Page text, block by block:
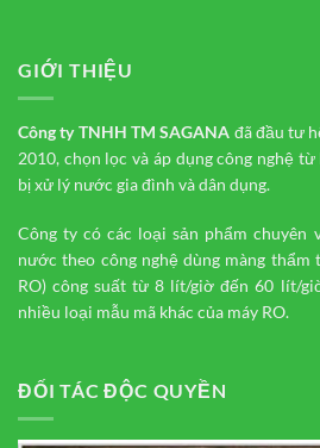
GIỚI THIỆU
Công ty TNHH TMSAGANA đã đầu tư
2010, chọn lọc và áp dụng công nghệ
bị xử lý nước gia đình và dân dụng.
Công ty có các loại sản phẩm
nước theo công nghệ dùng màng
RO) công suất từ 8 lít/giờ đến 60 lít/
nhiều loại mẫu mã khác của máy RO.
ĐỐI TÁC ĐỘC QUYỀN